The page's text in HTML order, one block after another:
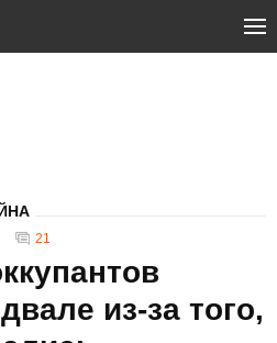
21
из-за того,